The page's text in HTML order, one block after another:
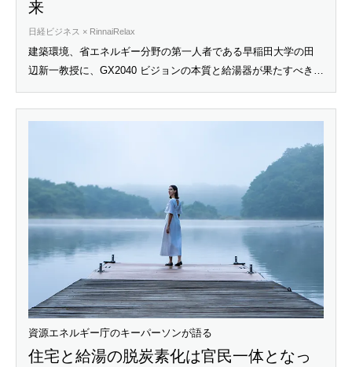
来
日経ビジネス × RinnaiRelax
建築環境、省エネルギー分野の第一人者である早稲田大学の田
辺新一教授に、GX2040 ビジョンの本質と給湯器が果たすべき役
割について聞いた。
資源エネルギー庁のキーパーソンが語る
住宅と給湯の脱炭素化は官民一体となっ